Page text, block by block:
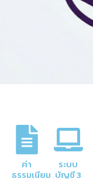
ค่า
ธรรมเนียม
ระบบ
บัญชี 3